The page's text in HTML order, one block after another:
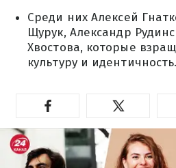
Среди них Алексей
Щурук, Александр
Хвостова, которые
культуру и идентичность.